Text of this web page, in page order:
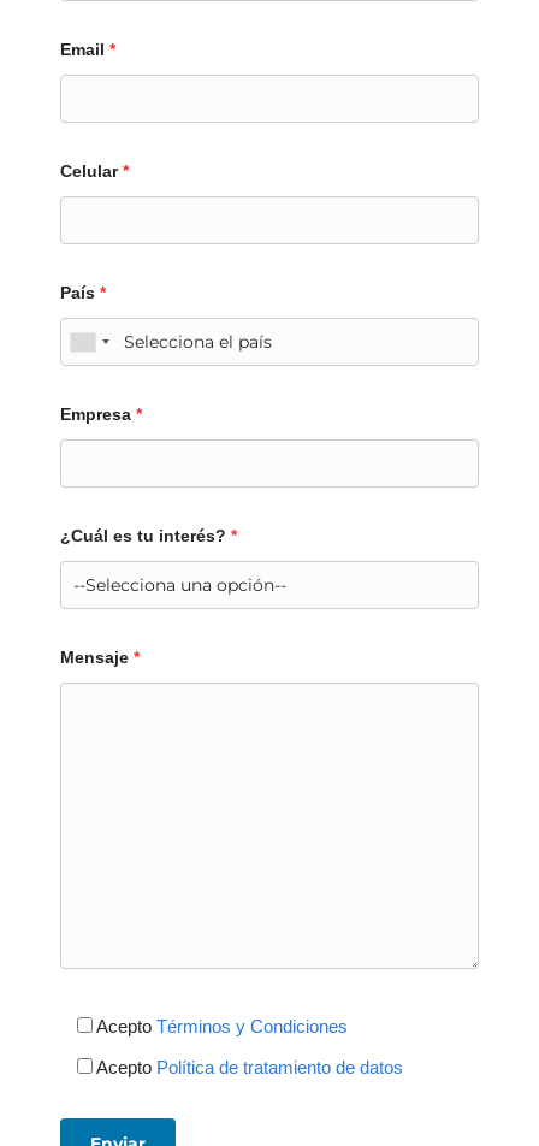
Email *
Celular *
País *
Empresa *
¿Cuál es tu interés? *
Mensaje *
Acepto Términos y Condiciones
Acepto Política de tratamiento de datos